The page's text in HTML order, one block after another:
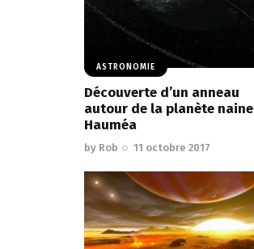
ASTRONOMIE
Découverte d’un anneau
autour de la planète naine
Hauméa
by Rob 11 octobre 2017